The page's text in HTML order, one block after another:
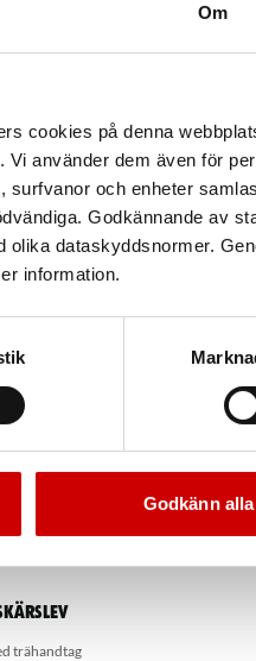
Om
cookies på denna
Vi använder dem även för
surfvanor och enheter
Godkännande av
olika dataskyddsnormer.
information.
Godkänn alla
trähandtag